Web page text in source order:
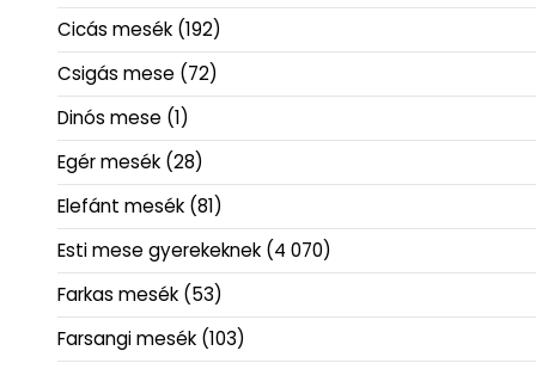
Cicás mesék (192)
Csigás mese (72)
Dinós mese (1)
Egér mesék (28)
Elefánt mesék (81)
Esti mese gyerekeknek (4 070)
Farkas mesék (53)
Farsangi mesék (103)